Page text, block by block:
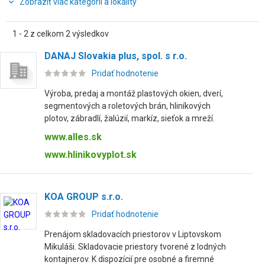
1 - 2 z celkom 2 výsledkov
DANAJ Slovakia plus, spol. s r.o.
Pridať hodnotenie
Výroba, predaj a montáž plastových okien, dverí,
segmentových a roletových brán, hliníkových
plotov, zábradlí, žalúzií, markíz, sieťok a mreží.
www.alles.sk
www.hlinikovyplot.sk
KOA GROUP s.r.o.
Pridať hodnotenie
Prenájom skladovacích priestorov v Liptovskom
Mikuláši. Skladovacie priestory tvorené z lodných
kontajnerov. K dispozícií pre osobné a firemné